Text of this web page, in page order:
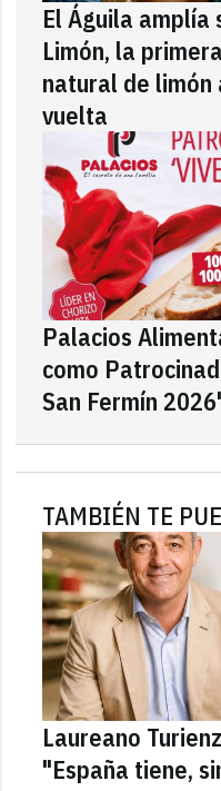
El Águila amplía
Limón, la
natural de limón
vuelta
Palacios
como
San Fermín
TAMBIÉN TE
Laureano
"España tiene,